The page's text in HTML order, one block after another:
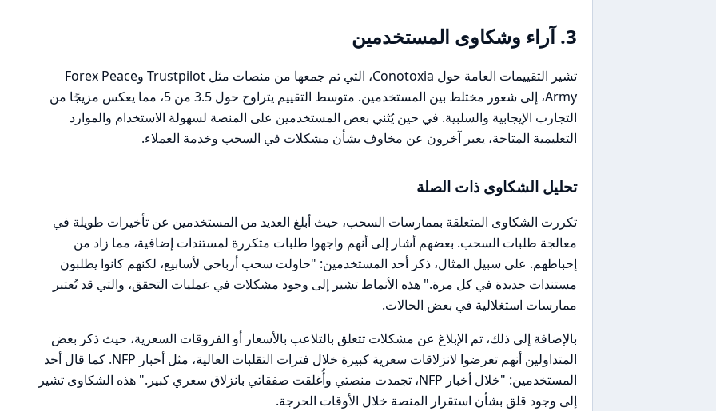
3. آراء وشكاوى المستخدمين
تشير التقييمات العامة حول Conotoxia، التي تم جمعها من منصات مثل Trustpilot وForex Peace
Army، إلى شعور مختلط بين المستخدمين. متوسط التقييم يتراوح حول 3.5 من 5، مما يعكس مزيجًا من
التجارب الإيجابية والسلبية. في حين يُثني بعض المستخدمين على المنصة لسهولة الاستخدام والموارد
التعليمية المتاحة، يعبر آخرون عن مخاوف بشأن مشكلات في السحب وخدمة العملاء.
تحليل الشكاوى ذات الصلة
تكررت الشكاوى المتعلقة بممارسات السحب، حيث أبلغ العديد من المستخدمين عن تأخيرات طويلة في
معالجة طلبات السحب. بعضهم أشار إلى أنهم واجهوا طلبات متكررة لمستندات إضافية، مما زاد من
إحباطهم. على سبيل المثال، ذكر أحد المستخدمين: "حاولت سحب أرباحي لأسابيع، لكنهم كانوا يطلبون
مستندات جديدة في كل مرة." هذه الأنماط تشير إلى وجود مشكلات في عمليات التحقق، والتي قد تُعتبر
ممارسات استغلالية في بعض الحالات.
بالإضافة إلى ذلك، تم الإبلاغ عن مشكلات تتعلق بالتلاعب بالأسعار أو الفروقات السعرية، حيث ذكر بعض
المتداولين أنهم تعرضوا لانزلاقات سعرية كبيرة خلال فترات التقلبات العالية، مثل أخبار NFP. كما قال أحد
المستخدمين: "خلال أخبار NFP، تجمدت منصتي وأُغلقت صفقاتي بانزلاق سعري كبير." هذه الشكاوى تشير
إلى وجود قلق بشأن استقرار المنصة خلال الأوقات الحرجة.